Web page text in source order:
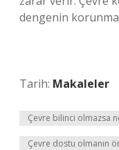
dengenin
Tarih: Makaleler
Çevre bilinci olmazsa
Çevre dostu olmanın